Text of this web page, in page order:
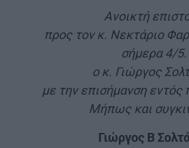
Ανοικτή
προς τον κ. Νεκτάριο
σήμερα 4/5.
ο κ. Γιώργος
με την επισήμανση
Μήπως και
Γιώργος Β